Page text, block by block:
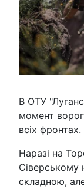
В ОТУ
момент ворог
всіх фронтах.
Наразі на
Сіверському
складною,